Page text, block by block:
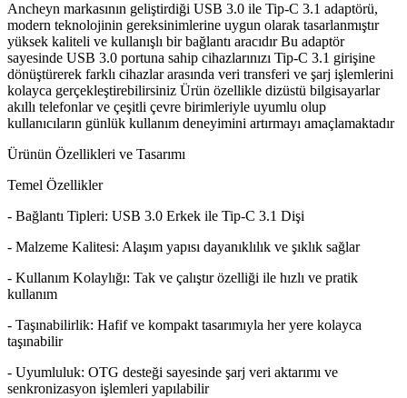
Ancheyn markasının geliştirdiği USB 3.0 ile Tip-C 3.1 adaptörü,
modern teknolojinin gereksinimlerine uygun olarak tasarlanmıştır
yüksek kaliteli ve kullanışlı bir bağlantı aracıdır Bu adaptör
sayesinde USB 3.0 portuna sahip cihazlarınızı Tip-C 3.1 girişine
dönüştürerek farklı cihazlar arasında veri transferi ve şarj işlemlerini
kolayca gerçekleştirebilirsiniz Ürün özellikle dizüstü bilgisayarlar
akıllı telefonlar ve çeşitli çevre birimleriyle uyumlu olup
kullanıcıların günlük kullanım deneyimini artırmayı amaçlamaktadır
Ürünün Özellikleri ve Tasarımı
Temel Özellikler
- Bağlantı Tipleri: USB 3.0 Erkek ile Tip-C 3.1 Dişi
- Malzeme Kalitesi: Alaşım yapısı dayanıklılık ve şıklık sağlar
- Kullanım Kolaylığı: Tak ve çalıştır özelliği ile hızlı ve pratik
kullanım
- Taşınabilirlik: Hafif ve kompakt tasarımıyla her yere kolayca
taşınabilir
- Uyumluluk: OTG desteği sayesinde şarj veri aktarımı ve
senkronizasyon işlemleri yapılabilir